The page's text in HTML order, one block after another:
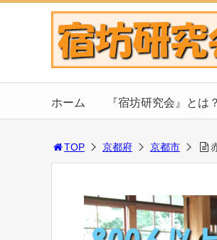
ホーム 『宿坊研究会』とは？
TOP 京都府 京都市